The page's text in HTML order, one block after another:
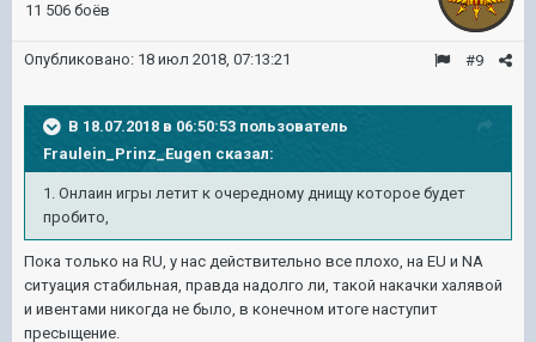
11 506 боёв
#9
Опубликовано: 18 июл 2018, 07:13:21
В 18.07.2018 в 06:50:53 пользователь
Fraulein_Prinz_Eugen сказал:
1. Онлаин игры летит к очередному днищу которое будет
пробито,
Пока только на RU, у нас действительно все плохо, на EU и NA
ситуация стабильная, правда надолго ли, такой накачки халявой
и ивентами никогда не было, в конечном итоге наступит
пресыщение.